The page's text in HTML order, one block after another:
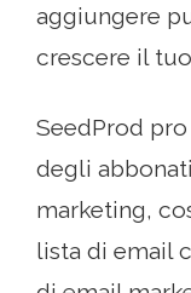
aggiungere
crescere il
SeedProd
degli
marketing,
lista di email